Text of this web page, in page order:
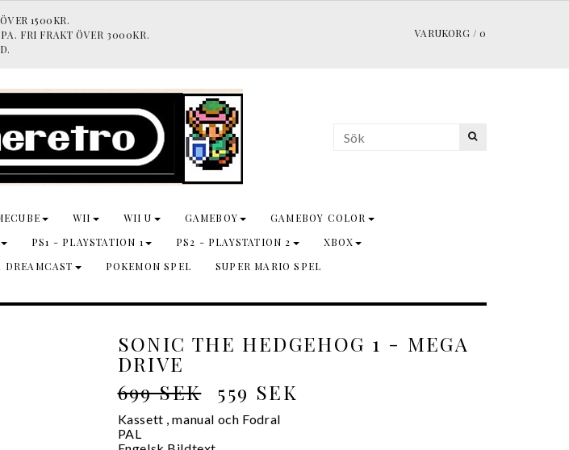
1500KR.
FRI FRAKT ÖVER 3000KR.
VARUKORG / 0
WII WII U GAMEBOY
GAMEBOY COLOR
PS1 - PLAYSTATION 1 PS2 - PLAYSTATION 2
XBOX
DREAMCAST POKEMON SPEL
SUPER MARIO SPEL
SONIC THE HEDGEHOG 1 - MEGA
DRIVE
699 SEK
559 SEK
Kassett , manual och Fodral
PAL